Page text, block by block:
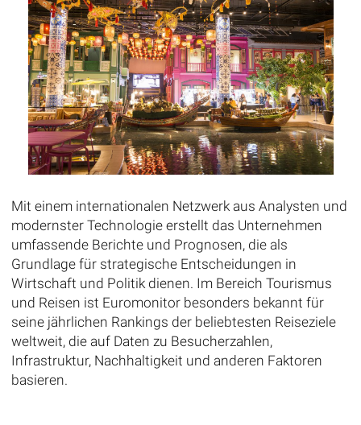
Mit einem internationalen Netzwerk aus Analysten und
modernster Technologie erstellt das Unternehmen
umfassende Berichte und Prognosen, die als
Grundlage für strategische Entscheidungen in
Wirtschaft und Politik dienen. Im Bereich Tourismus
und Reisen ist Euromonitor besonders bekannt für
seine jährlichen Rankings der beliebtesten Reiseziele
weltweit, die auf Daten zu Besucherzahlen,
Infrastruktur, Nachhaltigkeit und anderen Faktoren
basieren.